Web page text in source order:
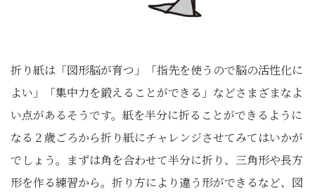
折り紙は「図形脳が育つ」「指先を使うので脳の活性化に
よい」「集中力を鍛えることができる」などさまざまなよ
い点があるそうです。紙を半分に折ることができるように
なる２歳ごろから折り紙にチャレンジさせてみてはいかが
でしょう。まずは角を合わせて半分に折り、三角形や長方
形を作る練習から。折り方により違う形ができるなど、図